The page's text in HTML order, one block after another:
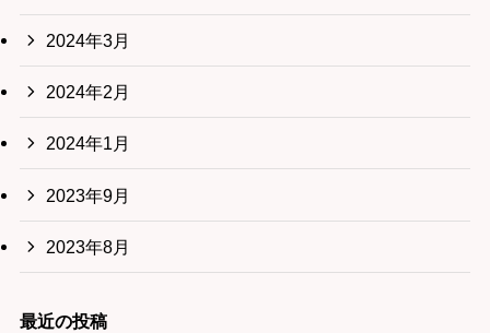
2024年3月
2024年2月
2024年1月
2023年9月
2023年8月
最近の投稿